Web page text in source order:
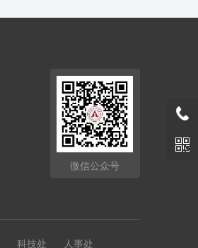
微信公众号
科技处 人事处